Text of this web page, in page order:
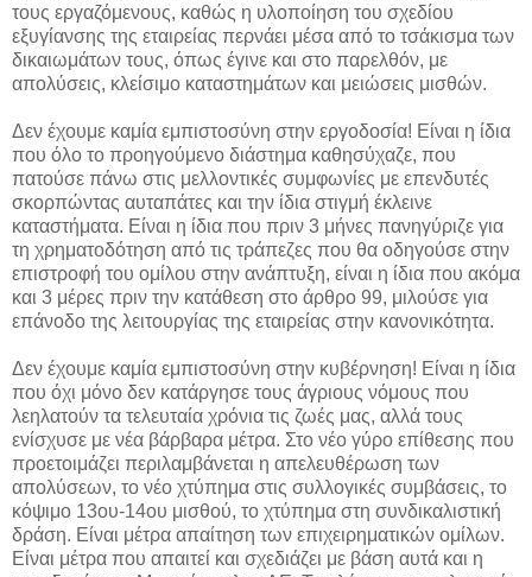
τους εργαζόμενους, καθώς η υλοποίηση του σχεδίου
εξυγίανσης της εταιρείας περνάει μέσα από το τσάκισμα των
δικαιωμάτων τους, όπως έγινε και στο παρελθόν, με
απολύσεις, κλείσιμο καταστημάτων και μειώσεις μισθών.
Δεν έχουμε καμία εμπιστοσύνη στην εργοδοσία! Είναι η ίδια
που όλο το προηγούμενο διάστημα καθησύχαζε, που
πατούσε πάνω στις μελλοντικές συμφωνίες με επενδυτές
σκορπώντας αυταπάτες και την ίδια στιγμή έκλεινε
καταστήματα. Είναι η ίδια που πριν 3 μήνες πανηγύριζε για
τη χρηματοδότηση από τις τράπεζες που θα οδηγούσε στην
επιστροφή του ομίλου στην ανάπτυξη, είναι η ίδια που ακόμα
και 3 μέρες πριν την κατάθεση στο άρθρο 99, μιλούσε για
επάνοδο της λειτουργίας της εταιρείας στην κανονικότητα.
Δεν έχουμε καμία εμπιστοσύνη στην κυβέρνηση! Είναι η ίδια
που όχι μόνο δεν κατάργησε τους άγριους νόμους που
λεηλατούν τα τελευταία χρόνια τις ζωές μας, αλλά τους
ενίσχυσε με νέα βάρβαρα μέτρα. Στο νέο γύρο επίθεσης που
προετοιμάζει περιλαμβάνεται η απελευθέρωση των
απολύσεων, το νέο χτύπημα στις συλλογικές συμβάσεις, το
κόψιμο 13ου-14ου μισθού, το χτύπημα στη συνδικαλιστική
δράση. Είναι μέτρα απαίτηση των επιχειρηματικών ομίλων.
Είναι μέτρα που απαιτεί και σχεδιάζει με βάση αυτά και η